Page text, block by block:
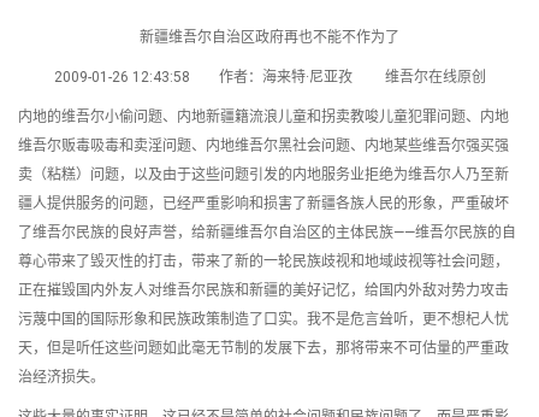
新疆维吾尔自治区政府再也不能不作为了
2009-01-26 12:43:58 作者：海来特·尼亚孜 维吾尔在线原创
内地的维吾尔小偷问题、内地新疆籍流浪儿童和拐卖教唆儿童犯罪问题、内地
维吾尔贩毒吸毒和卖淫问题、内地维吾尔黑社会问题、内地某些维吾尔强买强
卖（粘糕）问题，以及由于这些问题引发的内地服务业拒绝为维吾尔人乃至新
疆人提供服务的问题，已经严重影响和损害了新疆各族人民的形象，严重破坏
了维吾尔民族的良好声誉，给新疆维吾尔自治区的主体民族——维吾尔民族的自
尊心带来了毁灭性的打击，带来了新的一轮民族歧视和地域歧视等社会问题，
正在摧毁国内外友人对维吾尔民族和新疆的美好记忆，给国内外敌对势力攻击
污蔑中国的国际形象和民族政策制造了口实。我不是危言耸听，更不想杞人忧
天，但是听任这些问题如此毫无节制的发展下去，那将带来不可估量的严重政
治经济损失。